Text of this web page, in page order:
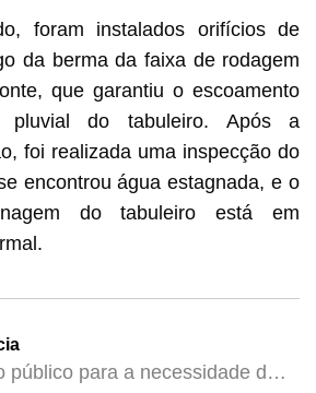
foram instalados orifícios de
da berma da faixa de rodagem
que garantiu o escoamento
pluvial do tabuleiro. Após a
foi realizada uma inspecção do
encontrou água estagnada, e o
do tabuleiro está em
público para a necessidade de